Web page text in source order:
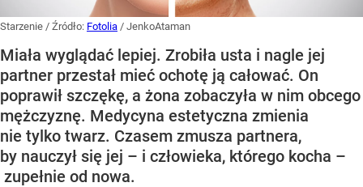
Starzenie / Źródło: Fotolia / JenkoAtaman
Miała wyglądać lepiej. Zrobiła usta i nagle jej
partner przestał mieć ochotę ją całować. On
poprawił szczękę, a żona zobaczyła w nim obcego
mężczyznę. Medycyna estetyczna zmienia
nie tylko twarz. Czasem zmusza partnera,
by nauczył się jej – i człowieka, którego kocha –
zupełnie od nowa.